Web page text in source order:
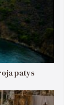
patys